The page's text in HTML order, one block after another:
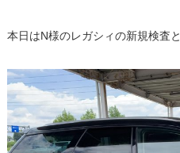
本日はN様のレガシィの新規検査と